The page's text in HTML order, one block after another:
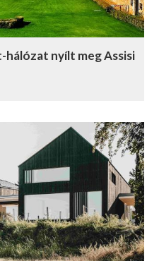
nyílt meg Assisi